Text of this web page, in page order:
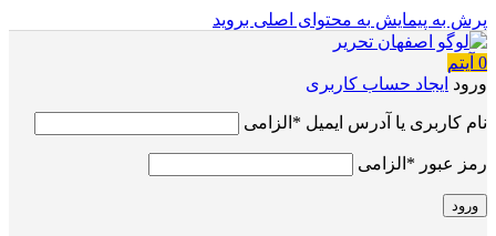
پرش به پیمایش به محتوای اصلی بروید
0 آیتم
ورود ایجاد حساب کاربری
نام کاربری یا آدرس ایمیل * الزامی
رمز عبور * الزامی
ورود